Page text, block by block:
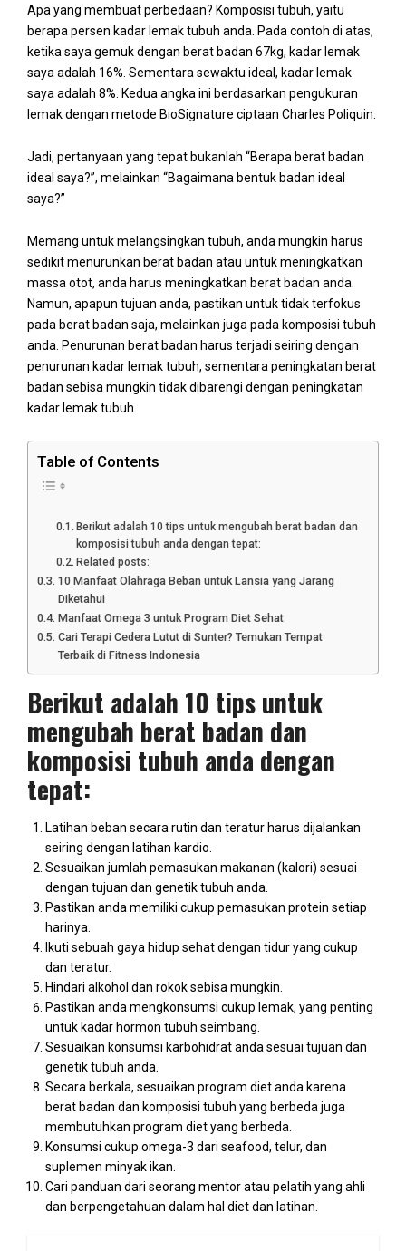
Apa yang membuat perbedaan? Komposisi tubuh, yaitu
berapa persen kadar lemak tubuh anda. Pada contoh di atas,
ketika saya gemuk dengan berat badan 67kg, kadar lemak
saya adalah 16%. Sementara sewaktu ideal, kadar lemak
saya adalah 8%. Kedua angka ini berdasarkan pengukuran
lemak dengan metode BioSignature ciptaan Charles Poliquin.
Jadi, pertanyaan yang tepat bukanlah “Berapa berat badan
ideal saya?”, melainkan “Bagaimana bentuk badan ideal
saya?”
Memang untuk melangsingkan tubuh, anda mungkin harus
sedikit menurunkan berat badan atau untuk meningkatkan
massa otot, anda harus meningkatkan berat badan anda.
Namun, apapun tujuan anda, pastikan untuk tidak terfokus
pada berat badan saja, melainkan juga pada komposisi tubuh
anda. Penurunan berat badan harus terjadi seiring dengan
penurunan kadar lemak tubuh, sementara peningkatan berat
badan sebisa mungkin tidak dibarengi dengan peningkatan
kadar lemak tubuh.
Table of Contents
Berikut adalah 10 tips untuk mengubah berat badan dan
komposisi tubuh anda dengan tepat:
Related posts:
10 Manfaat Olahraga Beban untuk Lansia yang Jarang
Diketahui
Manfaat Omega 3 untuk Program Diet Sehat
Cari Terapi Cedera Lutut di Sunter? Temukan Tempat
Terbaik di Fitness Indonesia
Berikut adalah 10 tips untuk
mengubah berat badan dan
komposisi tubuh anda dengan
tepat:
Latihan beban secara rutin dan teratur harus dijalankan
seiring dengan latihan kardio.
Sesuaikan jumlah pemasukan makanan (kalori) sesuai
dengan tujuan dan genetik tubuh anda.
Pastikan anda memiliki cukup pemasukan protein setiap
harinya.
Ikuti sebuah gaya hidup sehat dengan tidur yang cukup
dan teratur.
Hindari alkohol dan rokok sebisa mungkin.
Pastikan anda mengkonsumsi cukup lemak, yang penting
untuk kadar hormon tubuh seimbang.
Sesuaikan konsumsi karbohidrat anda sesuai tujuan dan
genetik tubuh anda.
Secara berkala, sesuaikan program diet anda karena
berat badan dan komposisi tubuh yang berbeda juga
membutuhkan program diet yang berbeda.
Konsumsi cukup omega-3 dari seafood, telur, dan
suplemen minyak ikan.
Cari panduan dari seorang mentor atau pelatih yang ahli
dan berpengetahuan dalam hal diet dan latihan.